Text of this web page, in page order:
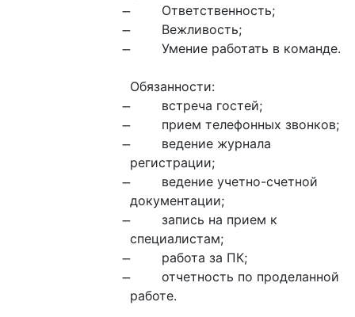
̶	Ответственность;
̶	Вежливость;
̶	Умение работать в команде.
Обязанности:
̶	встреча гостей;
̶	прием телефонных звонков;
̶	ведение журнала
регистрации;
̶	ведение учетно-счетной
документации;
̶	запись на прием к
специалистам;
̶	работа за ПК;
̶	отчетность по проделанной
работе.